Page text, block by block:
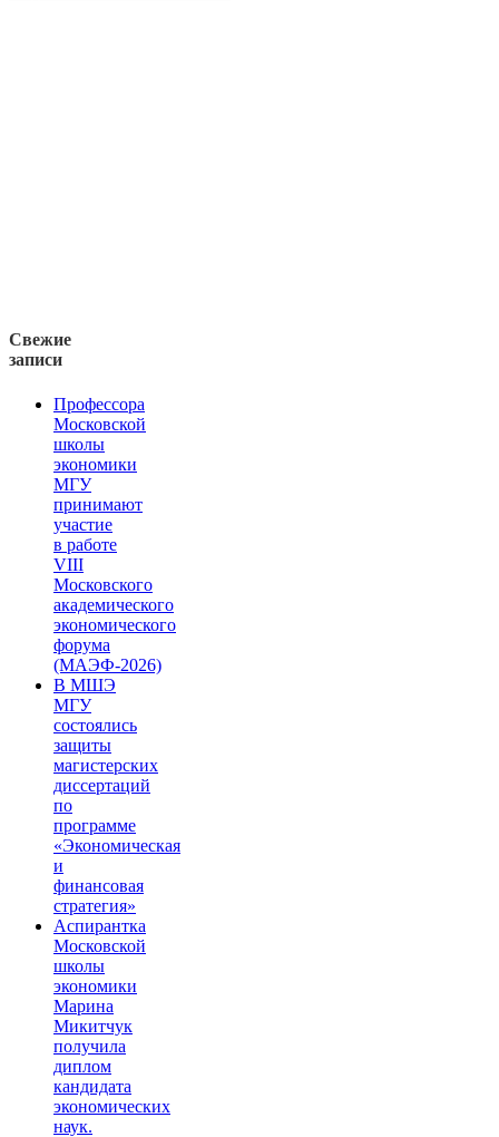
Свежие
записи
Профессора
Московской
школы
экономики
МГУ
принимают
участие
в работе
VIII
Московского
академического
экономического
форума
(МАЭФ-2026)
В МШЭ
МГУ
состоялись
защиты
магистерских
диссертаций
по
программе
«Экономическая
и
финансовая
стратегия»
Аспирантка
Московской
школы
экономики
Марина
Микитчук
получила
диплом
кандидата
экономических
наук.